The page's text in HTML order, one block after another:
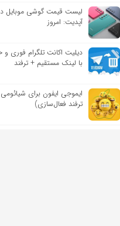
لیست قیمت گوشی موبایل
آپدیت: امروز
دیلیت اکانت تلگرام فوری
با لینک مستقیم + ترفند
ایموجی ایفون برای
ترفند فعال‌سازی)